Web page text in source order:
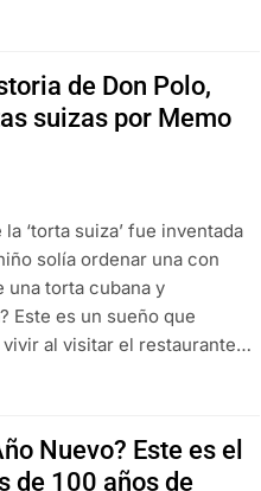
de Don Polo,
suizas por Memo
‘torta suiza’ fue inventada
solía ordenar una con
una torta cubana y
Este es un sueño que
al visitar el restaurante…
Nuevo? Este es el
de 100 años de